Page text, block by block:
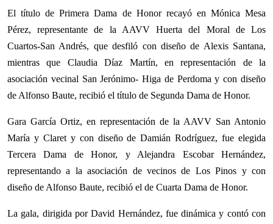
El título de Primera Dama de Honor recayó en Mónica Mesa
Pérez, representante de la AAVV Huerta del Moral de Los
Cuartos-San Andrés, que desfiló con diseño de Alexis Santana,
mientras que Claudia Díaz Martín, en representación de la
asociación vecinal San Jerónimo- Higa de Perdoma y con diseño
de Alfonso Baute, recibió el título de Segunda Dama de Honor.
Gara García Ortiz, en representación de la AAVV San Antonio
María y Claret y con diseño de Damián Rodríguez, fue elegida
Tercera Dama de Honor, y Alejandra Escobar Hernández,
representando a la asociación de vecinos de Los Pinos y con
diseño de Alfonso Baute, recibió el de Cuarta Dama de Honor.
La gala, dirigida por David Hernández, fue dinámica y contó con